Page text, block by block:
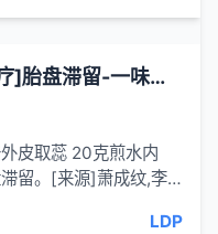
芒萁汤-[功效]活血消毒 [治疗]胎盘滞留-一味妙方
皮取蕊 20克煎水内
留。[来源]萧成纹,李
LDP